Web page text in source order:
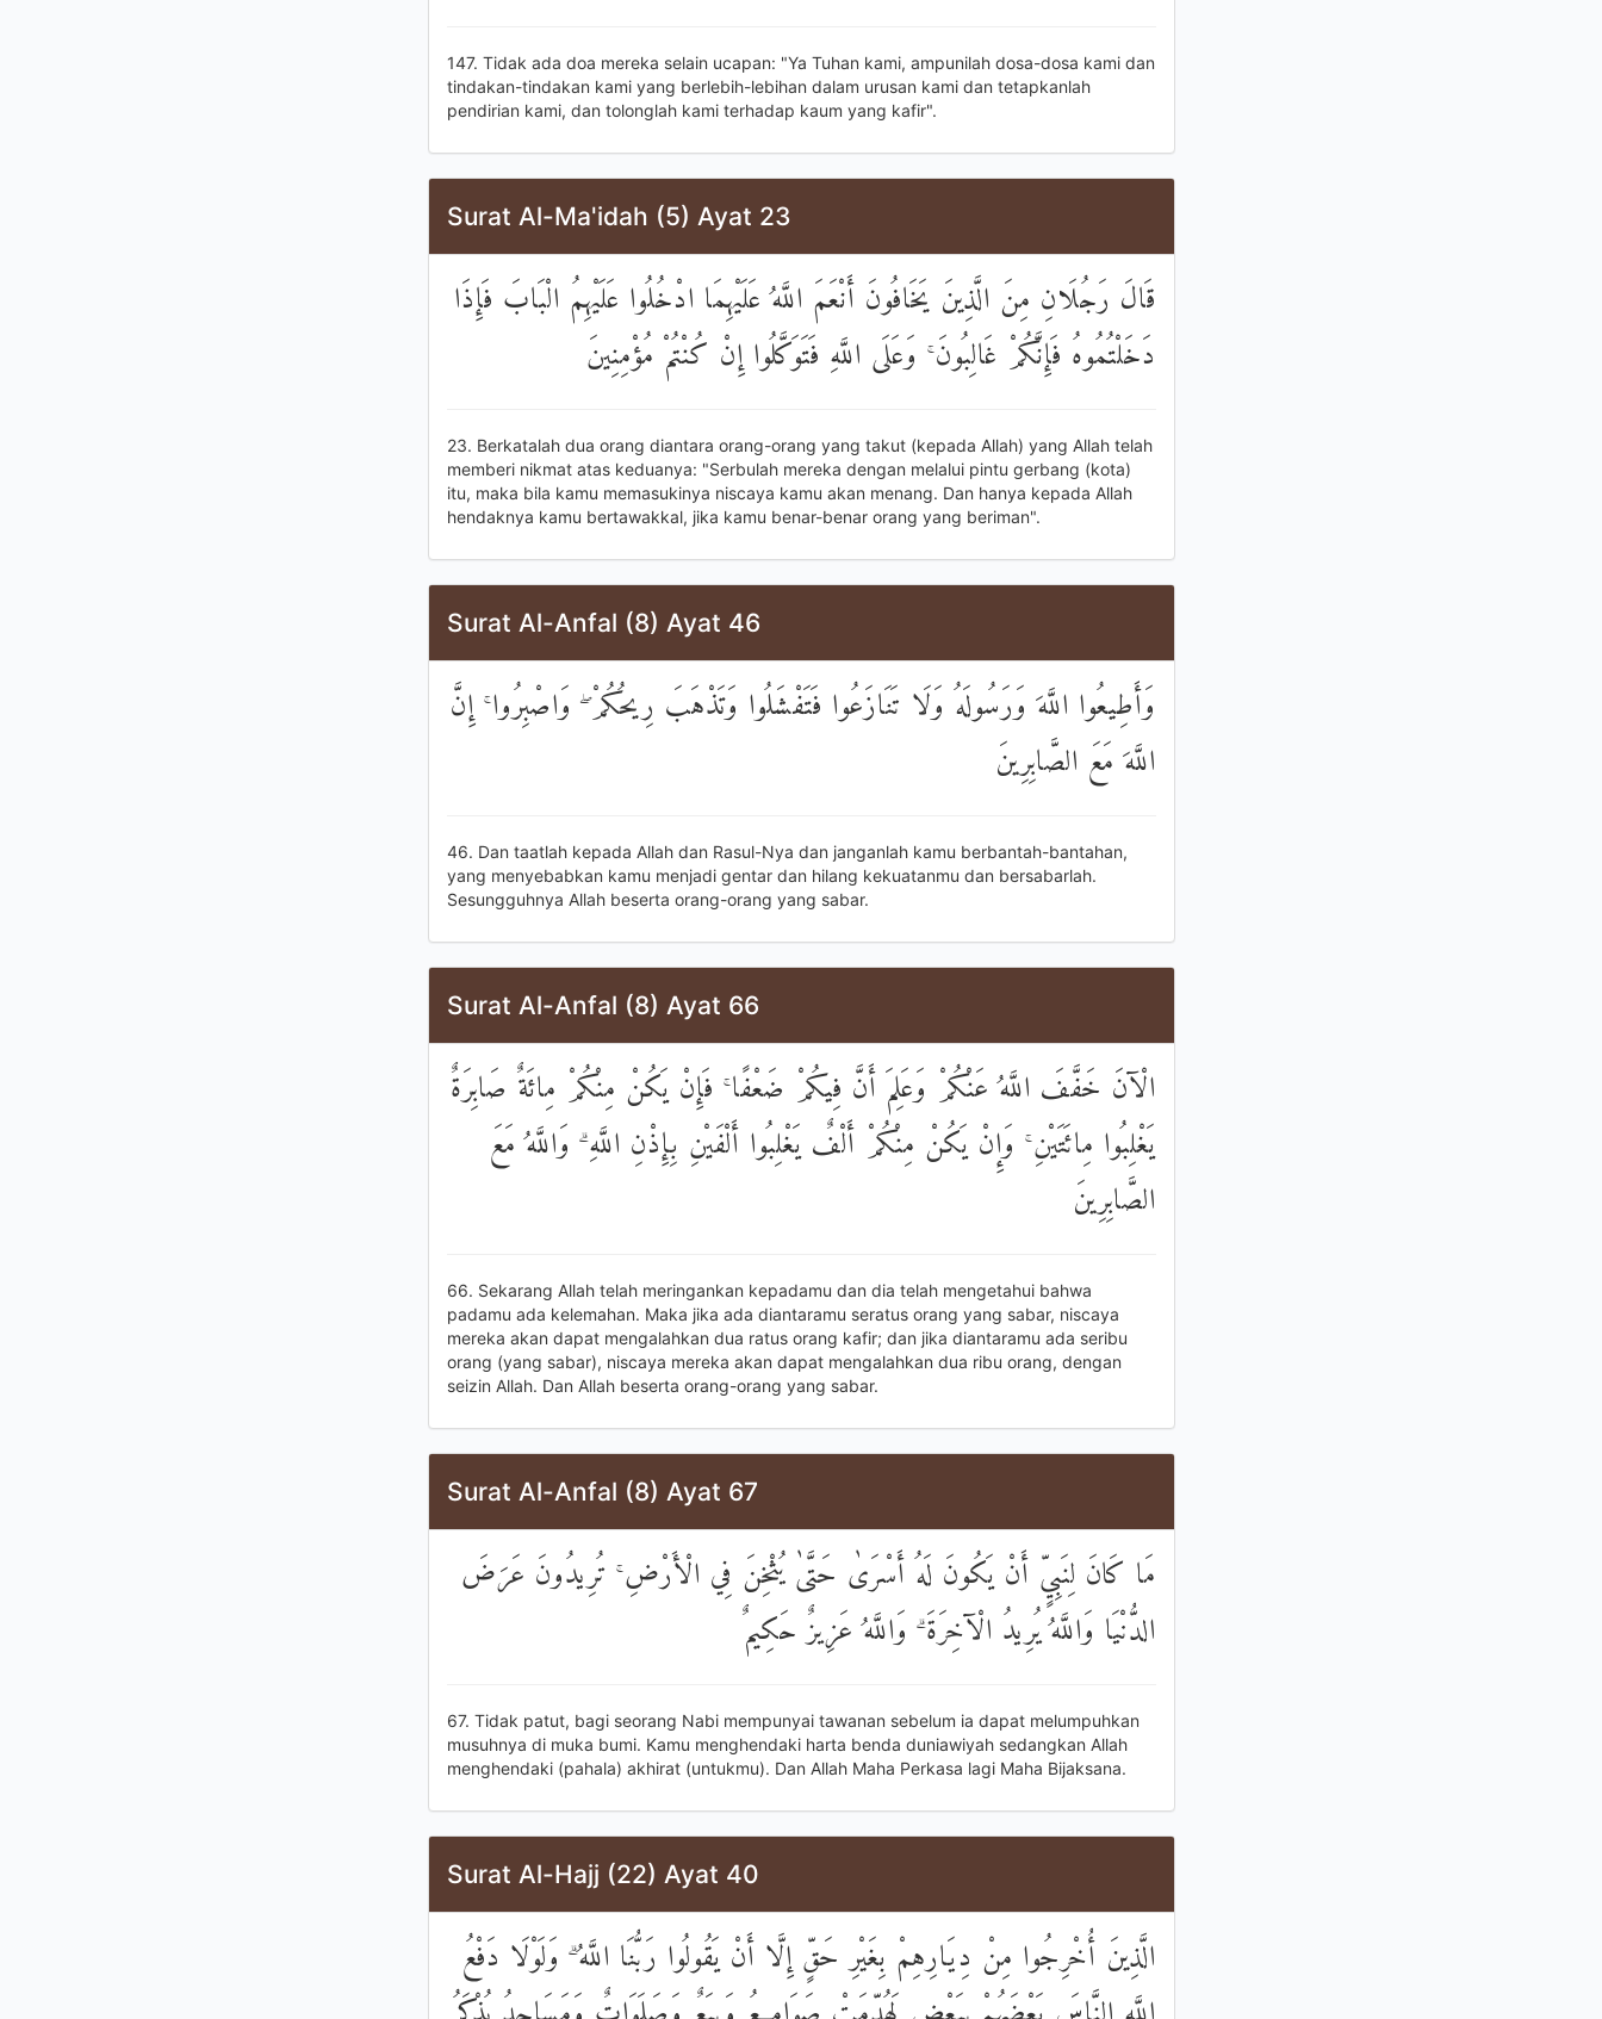
147. Tidak ada doa mereka selain ucapan: "Ya Tuhan kami, ampunilah dosa-dosa kami dan
tindakan-tindakan kami yang berlebih-lebihan dalam urusan kami dan tetapkanlah
pendirian kami, dan tolonglah kami terhadap kaum yang kafir".
Surat Al-Ma'idah (5) Ayat 23
قَالَ رَجُلَانِ مِنَ الَّذِينَ يَخَافُونَ أَنْعَمَ اللَّهُ عَلَيْهِمَا ادْخُلُوا عَلَيْهِمُ الْبَابَ فَإِذَا
دَخَلْتُمُوهُ فَإِنَّكُمْ غَالِبُونَ ۚ وَعَلَى اللَّهِ فَتَوَكَّلُوا إِنْ كُنْتُمْ مُؤْمِنِينَ
23. Berkatalah dua orang diantara orang-orang yang takut (kepada Allah) yang Allah telah
memberi nikmat atas keduanya: "Serbulah mereka dengan melalui pintu gerbang (kota)
itu, maka bila kamu memasukinya niscaya kamu akan menang. Dan hanya kepada Allah
hendaknya kamu bertawakkal, jika kamu benar-benar orang yang beriman".
Surat Al-Anfal (8) Ayat 46
وَأَطِيعُوا اللَّهَ وَرَسُولَهُ وَلَا تَنَازَعُوا فَتَفْشَلُوا وَتَذْهَبَ رِيحُكُمْ ۖ وَاصْبِرُوا ۚ إِنَّ
اللَّهَ مَعَ الصَّابِرِينَ
46. Dan taatlah kepada Allah dan Rasul-Nya dan janganlah kamu berbantah-bantahan,
yang menyebabkan kamu menjadi gentar dan hilang kekuatanmu dan bersabarlah.
Sesungguhnya Allah beserta orang-orang yang sabar.
Surat Al-Anfal (8) Ayat 66
الْآنَ خَفَّفَ اللَّهُ عَنْكُمْ وَعَلِمَ أَنَّ فِيكُمْ ضَعْفًا ۚ فَإِنْ يَكُنْ مِنْكُمْ مِائَةٌ صَابِرَةٌ
يَغْلِبُوا مِائَتَيْنِ ۚ وَإِنْ يَكُنْ مِنْكُمْ أَلْفٌ يَغْلِبُوا أَلْفَيْنِ بِإِذْنِ اللَّهِ ۗ وَاللَّهُ مَعَ
الصَّابِرِينَ
66. Sekarang Allah telah meringankan kepadamu dan dia telah mengetahui bahwa
padamu ada kelemahan. Maka jika ada diantaramu seratus orang yang sabar, niscaya
mereka akan dapat mengalahkan dua ratus orang kafir; dan jika diantaramu ada seribu
orang (yang sabar), niscaya mereka akan dapat mengalahkan dua ribu orang, dengan
seizin Allah. Dan Allah beserta orang-orang yang sabar.
Surat Al-Anfal (8) Ayat 67
مَا كَانَ لِنَبِيٍّ أَنْ يَكُونَ لَهُ أَسْرَىٰ حَتَّىٰ يُثْخِنَ فِي الْأَرْضِ ۚ تُرِيدُونَ عَرَضَ
الدُّنْيَا وَاللَّهُ يُرِيدُ الْآخِرَةَ ۗ وَاللَّهُ عَزِيزٌ حَكِيمٌ
67. Tidak patut, bagi seorang Nabi mempunyai tawanan sebelum ia dapat melumpuhkan
musuhnya di muka bumi. Kamu menghendaki harta benda duniawiyah sedangkan Allah
menghendaki (pahala) akhirat (untukmu). Dan Allah Maha Perkasa lagi Maha Bijaksana.
Surat Al-Hajj (22) Ayat 40
الَّذِينَ أُخْرِجُوا مِنْ دِيَارِهِمْ بِغَيْرِ حَقٍّ إِلَّا أَنْ يَقُولُوا رَبُّنَا اللَّهُ ۗ وَلَوْلَا دَفْعُ